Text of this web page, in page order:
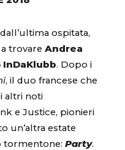
ospitata,
trovare Andrea
InDaKlubb. Dopo i
, il duo francese che
altri noti
e Justice, pionieri
un’altra estate
tormentone: Party.